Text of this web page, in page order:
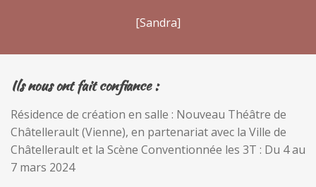
[Sandra]
Ils nous ont fait confiance :
Résidence de création en salle : Nouveau Théâtre de
Châtellerault (Vienne), en partenariat avec la Ville de
Châtellerault et la Scène Conventionnée les 3T : Du 4 au
7 mars 2024